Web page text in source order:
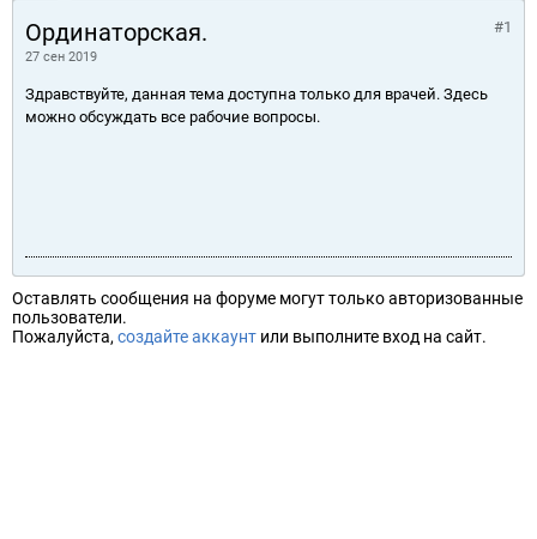
Ординаторская.
27 сен 2019
#1
Здравствуйте, данная тема доступна только для врачей. Здесь
можно обсуждать все рабочие вопросы.
Оставлять сообщения на форуме могут только авторизованные
пользователи.
Пожалуйста, создайте аккаунт или выполните вход на сайт.